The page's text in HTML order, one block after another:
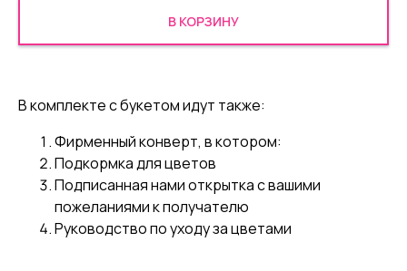
В КОРЗИНУ
В комплекте с букетом идут также:
Фирменный конверт, в котором:
Подкормка для цветов
Подписанная нами открытка с вашими
пожеланиями к получателю
Руководство по уходу за цветами